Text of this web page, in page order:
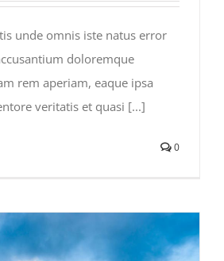
unde omnis iste natus error
doloremque
rem aperiam, eaque ipsa
veritatis et quasi [...]
0